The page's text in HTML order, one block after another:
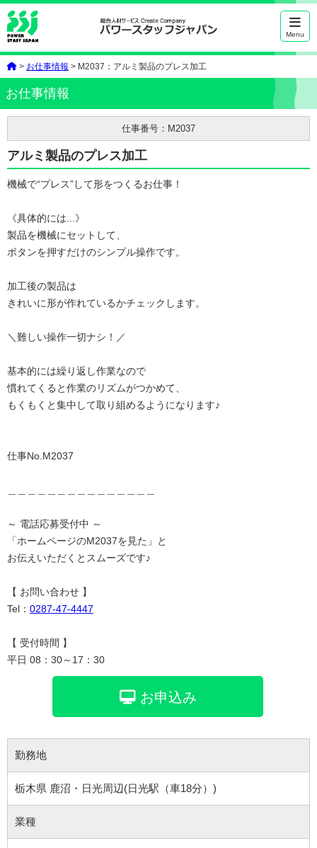
Menu
> お仕事情報 > M2037：アルミ製品のプレス加工
お仕事情報
仕事番号：M2037
アルミ製品のプレス加工
機械で“プレス”して形をつくるお仕事！
《具体的には...》
製品を機械にセットして、
ボタンを押すだけのシンプル操作です。
加工後の製品は
きれいに形が作れているかチェックします。
＼難しい操作一切ナシ！／
基本的には繰り返し作業なので
慣れてくると作業のリズムがつかめて、
もくもくと集中して取り組めるようになります♪
仕事No.M2037
～ 電話応募受付中 ～
「ホームページのM2037を見た」と
お伝えいただくとスムーズです♪
【 お問い合わせ 】
Tel： 0287-47-4447
【 受付時間 】
平日 08：30～17：30
お申込み
勤務地
栃木県 鹿沼・日光周辺(日光駅（車18分）)
業種